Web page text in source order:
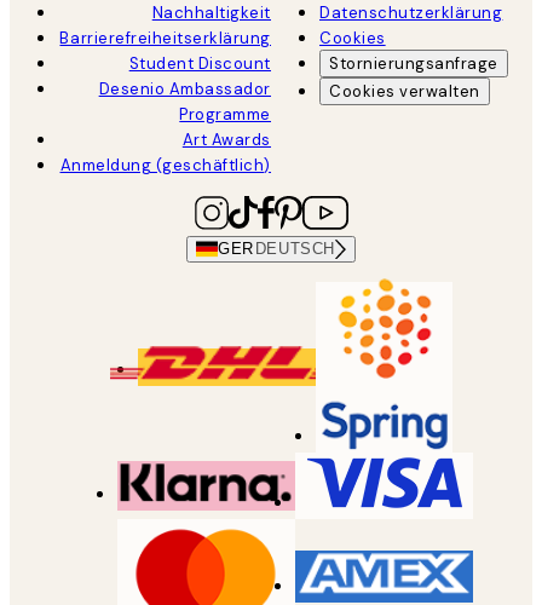
Nachhaltigkeit
Barrierefreiheitserklärung
Student Discount
Desenio Ambassador
Programme
Art Awards
Anmeldung (geschäftlich)
Datenschutzerklärung
Cookies
Stornierungsanfrage
Cookies verwalten
GER DEUTSCH